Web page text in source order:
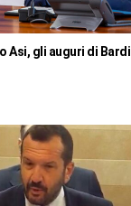
Asi, gli auguri di Bardi